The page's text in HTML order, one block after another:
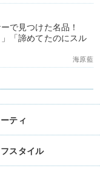
で見つけた名品！
「諦めてたのにスル
海原藍
ティ
スタイル